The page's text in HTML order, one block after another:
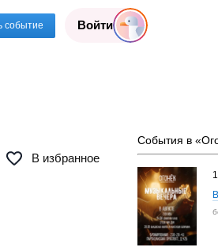
событие Войти
В избранное
События в